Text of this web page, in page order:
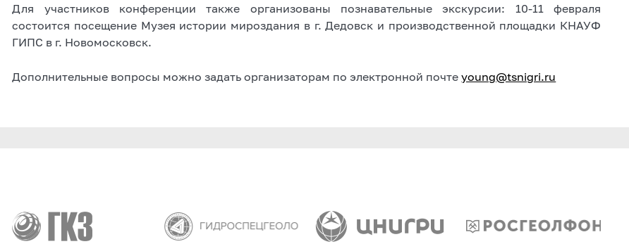
Для участников конференции также организованы познавательные экскурсии: 10-11 февраля
состоится посещение Музея истории мироздания в г. Дедовск и производственной площадки КНАУФ
ГИПС в г. Новомосковск.
Дополнительные вопросы можно задать организаторам по электронной почтеyoung@tsnigri.ru